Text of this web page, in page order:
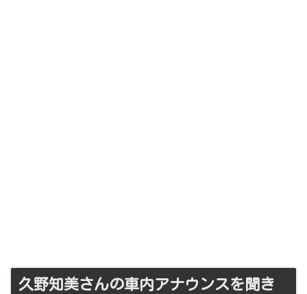
久野知美さんの車内アナウンスを聞き